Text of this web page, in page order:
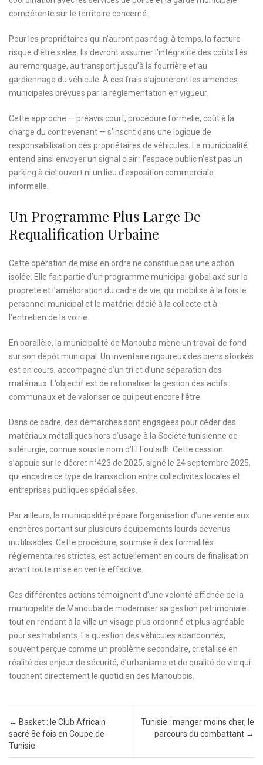
compétente sur le territoire concerné.
Pour les propriétaires qui n’auront pas réagi à temps, la facture
risque d’être salée. Ils devront assumer l’intégralité des coûts liés
au remorquage, au transport jusqu’à la fourrière et au
gardiennage du véhicule. À ces frais s’ajouteront les amendes
municipales prévues par la réglementation en vigueur.
Cette approche — préavis court, procédure formelle, coût à la
charge du contrevenant — s’inscrit dans une logique de
responsabilisation des propriétaires de véhicules. La municipalité
entend ainsi envoyer un signal clair : l’espace public n’est pas un
parking à ciel ouvert ni un lieu d’exposition commerciale
informelle.
Un Programme Plus Large De
Requalification Urbaine
Cette opération de mise en ordre ne constitue pas une action
isolée. Elle fait partie d’un programme municipal global axé sur la
propreté et l’amélioration du cadre de vie, qui mobilise à la fois le
personnel municipal et le matériel dédié à la collecte et à
l’entretien de la voirie.
En parallèle, la municipalité de Manouba mène un travail de fond
sur son dépôt municipal. Un inventaire rigoureux des biens stockés
est en cours, accompagné d’un tri et d’une séparation des
matériaux. L’objectif est de rationaliser la gestion des actifs
communaux et de valoriser ce qui peut encore l’être.
Dans ce cadre, des démarches sont engagées pour céder des
matériaux métalliques hors d’usage à la Société tunisienne de
sidérurgie, connue sous le nom d’El Fouladh. Cette cession
s’appuie sur le décret n°423 de 2025, signé le 24 septembre 2025,
qui encadre ce type de transaction entre collectivités locales et
entreprises publiques spécialisées.
Par ailleurs, la municipalité prépare l’organisation d’une vente aux
enchères portant sur plusieurs équipements lourds devenus
inutilisables. Cette procédure, soumise à des formalités
réglementaires strictes, est actuellement en cours de finalisation
avant toute mise en vente effective.
Ces différentes actions témoignent d’une volonté affichée de la
municipalité de Manouba de moderniser sa gestion patrimoniale
tout en rendant à la ville un visage plus ordonné et plus agréable
pour ses habitants. La question des véhicules abandonnés,
souvent perçue comme un problème secondaire, cristallise en
réalité des enjeux de sécurité, d’urbanisme et de qualité de vie qui
touchent directement le quotidien des Manoubois.
Post navigation
← Basket : le Club Africain
sacré 8e fois en Coupe de
Tunisie
Tunisie : manger moins cher, le
parcours du combattant →